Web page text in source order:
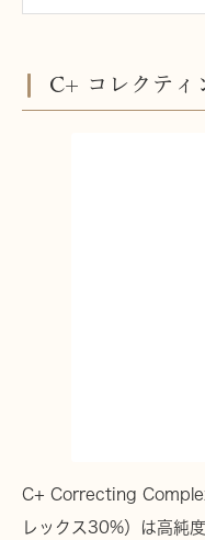
C+ コレクティ
C+ Correcting
レックス30%）は高純